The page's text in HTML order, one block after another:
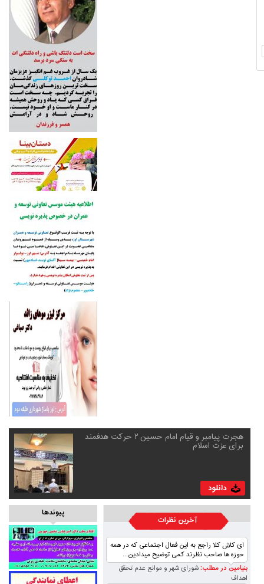
هجرت پیامبر و قیام امام حسین ۲ حرکت هدفمند
برای عزت اسلام
آخرین نظرات
ای کاش کلا راجع به این فعال اجتماعی که در همه
حوزه ها صاحب نظرند کمی توضیح میدادین...
بنیامین در مطلب:شورای شهر و موانع عدم تحقق
اهداف
پیوندها